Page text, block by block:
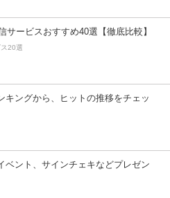
サービスおすすめ40選【徹底比較】
20選
キングから、ヒットの推移をチェッ
ベント、サインチェキなどプレゼン